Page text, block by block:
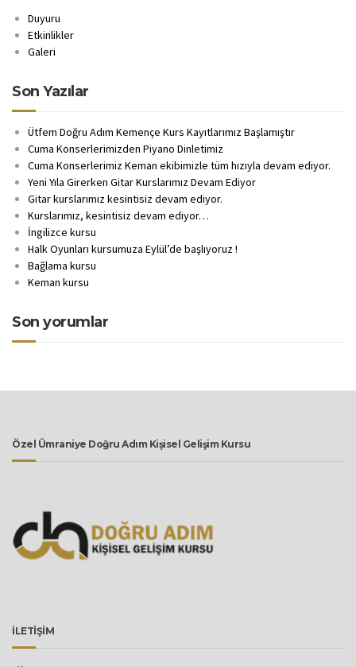
Duyuru
Etkinlikler
Galeri
Son Yazılar
Ütfem Doğru Adım Kemençe Kurs Kayıtlarımız Başlamıştır
Cuma Konserlerimizden Piyano Dinletimiz
Cuma Konserlerimiz Keman ekibimizle tüm hızıyla devam ediyor.
Yeni Yıla Girerken Gitar Kurslarımız Devam Ediyor
Gitar kurslarımız kesintisiz devam ediyor.
Kurslarımız, kesintisiz devam ediyor…
İngilizce kursu
Halk Oyunları kursumuza Eylül’de başlıyoruz !
Bağlama kursu
Keman kursu
Son yorumlar
Özel Ümraniye Doğru Adım Kişisel Gelişim Kursu
İLETİŞİM